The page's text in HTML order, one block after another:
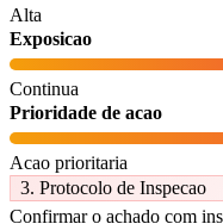
Alta
Exposicao
Continua
Prioridade de acao
Acao prioritaria
3. Protocolo de Inspecao
Confirmar o achado com